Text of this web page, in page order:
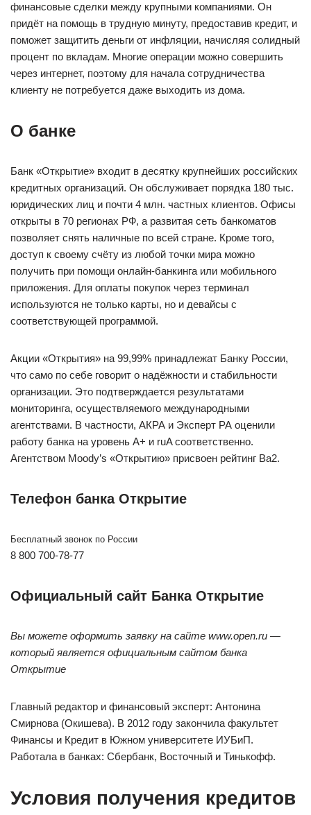
финансовые сделки между крупными компаниями. Он
придёт на помощь в трудную минуту, предоставив кредит, и
поможет защитить деньги от инфляции, начисляя солидный
процент по вкладам. Многие операции можно совершить
через интернет, поэтому для начала сотрудничества
клиенту не потребуется даже выходить из дома.
О банке
Банк «Открытие» входит в десятку крупнейших российских
кредитных организаций. Он обслуживает порядка 180 тыс.
юридических лиц и почти 4 млн. частных клиентов. Офисы
открыты в 70 регионах РФ, а развитая сеть банкоматов
позволяет снять наличные по всей стране. Кроме того,
доступ к своему счёту из любой точки мира можно
получить при помощи онлайн-банкинга или мобильного
приложения. Для оплаты покупок через терминал
используются не только карты, но и девайсы с
соответствующей программой.
Акции «Открытия» на 99,99% принадлежат Банку России,
что само по себе говорит о надёжности и стабильности
организации. Это подтверждается результатами
мониторинга, осуществляемого международными
агентствами. В частности, АКРА и Эксперт РА оценили
работу банка на уровень А+ и ruA соответственно.
Агентством Moody’s «Открытию» присвоен рейтинг Ва2.
Телефон банка Открытие
Бесплатный звонок по России
8 800 700-78-77
Официальный сайт Банка Открытие
Вы можете оформить заявку на сайте www.open.ru —
который является официальным сайтом банка
Открытие
Главный редактор и финансовый эксперт: Антонина
Смирнова (Окишева). В 2012 году закончила факультет
Финансы и Кредит в Южном университете ИУБиП.
Работала в банках: Сбербанк, Восточный и Тинькофф.
Условия получения кредитов